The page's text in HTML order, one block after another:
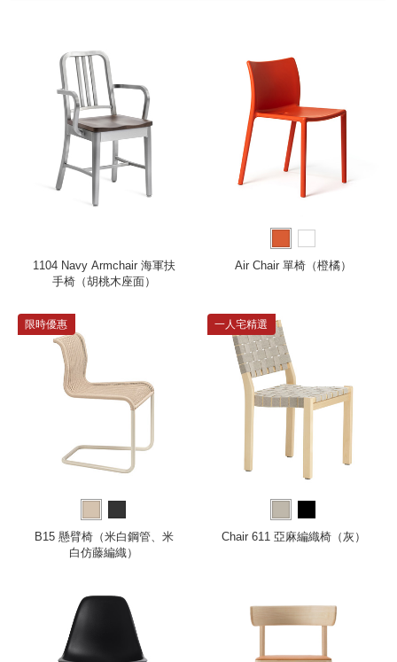
1104 Navy Armchair 海軍扶
手椅（胡桃木座面）
Air Chair 單椅（橙橘）
限時優惠
B15 懸臂椅（米白鋼管、米
白仿藤編織）
一人宅精選
Chair 611 亞麻編織椅（灰）